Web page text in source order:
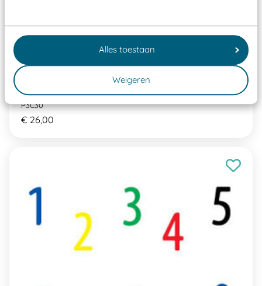
Alles toestaan
Weigeren
Pleinplakker Cirkel Ø30 cm
P3C30
€ 26,00